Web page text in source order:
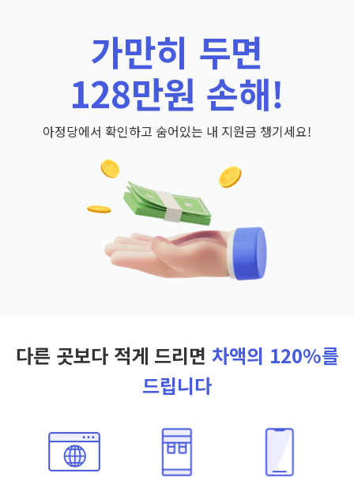
가만히 두면
128만원 손해!
아정당에서 확인하고 숨어있는 내 지원금 챙기세요!
다른 곳보다 적게 드리면 차액의 120%를
드립니다